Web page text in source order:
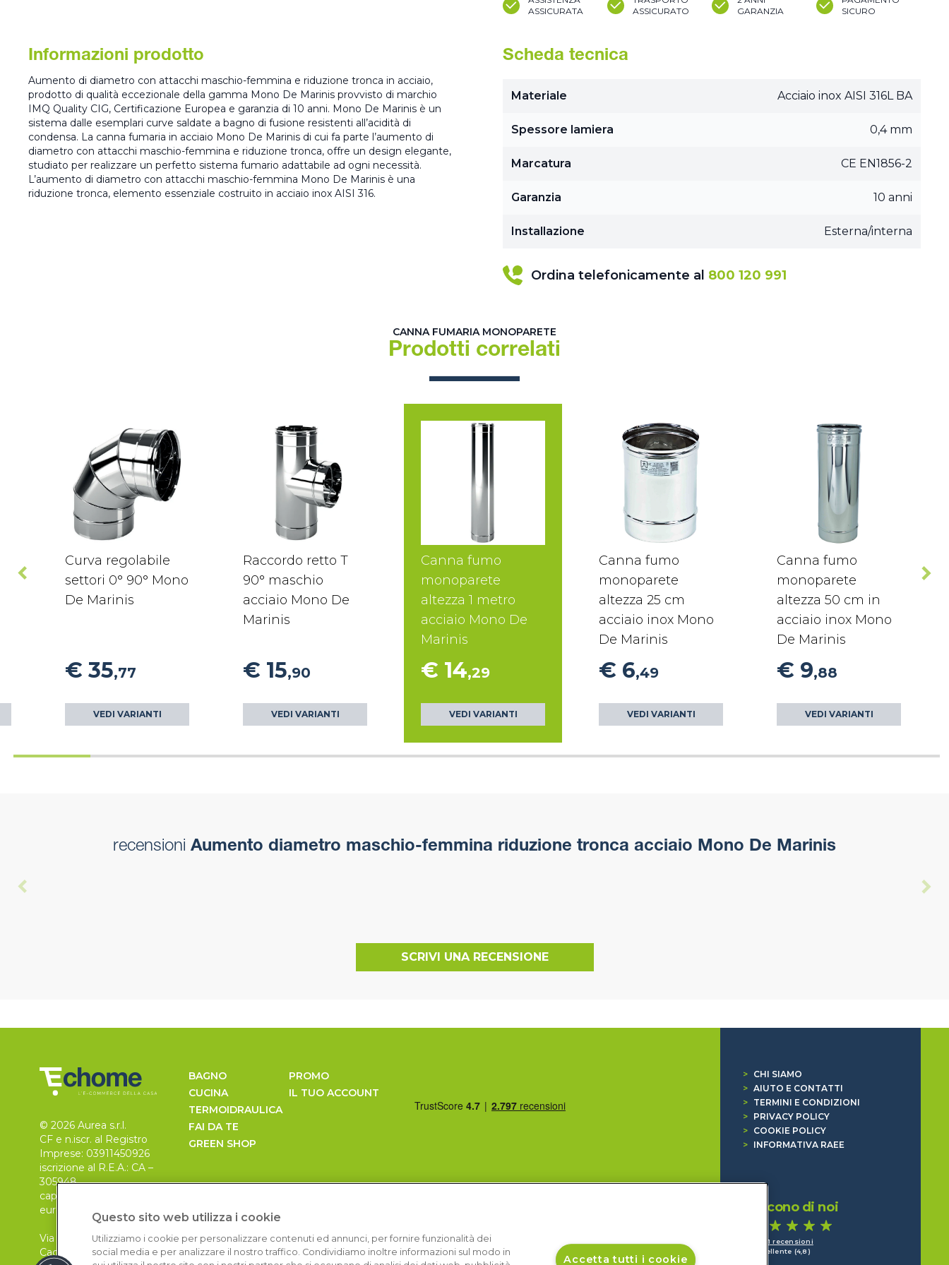
ASSICURATA
ASSICURATO
GARANZIA
SICURO
Informazioni prodotto
Aumento di diametro con attacchi maschio-femmina e riduzione tronca in acciaio,
prodotto di qualità eccezionale della gamma Mono De Marinis provvisto di marchio
IMQ Quality CIG, Certificazione Europea e garanzia di 10 anni. Mono De Marinis è un
sistema dalle esemplari curve saldate a bagno di fusione resistenti all’acidità di
condensa. La canna fumaria in acciaio Mono De Marinis di cui fa parte l’aumento di
diametro con attacchi maschio-femmina e riduzione tronca, offre un design elegante,
studiato per realizzare un perfetto sistema fumario adattabile ad ogni necessità.
L’aumento di diametro con attacchi maschio-femmina Mono De Marinis è una
riduzione tronca, elemento essenziale costruito in acciaio inox AISI 316.
Scheda tecnica
Materiale Acciaio inox AISI 316L BA
Spessore lamiera 0,4 mm
Marcatura CE EN1856-2
Garanzia 10 anni
Installazione Esterna/interna
Ordina telefonicamente al 800 120 991
CANNA FUMARIA MONOPARETE
Prodotti correlati
Curva regolabile
settori 0° 90° Mono
De Marinis
€ 35,77
VEDI VARIANTI
Raccordo retto T
90° maschio
acciaio Mono De
Marinis
€ 15,90
VEDI VARIANTI
Canna fumo
monoparete
altezza 1 metro
acciaio Mono De
Marinis
€ 14,29
VEDI VARIANTI
Canna fumo
monoparete
altezza 25 cm
acciaio inox Mono
De Marinis
€ 6,49
VEDI VARIANTI
Canna fumo
monoparete
altezza 50 cm in
acciaio inox Mono
De Marinis
€ 9,88
VEDI VARIANTI
recensioni Aumento diametro maschio-femmina riduzione tronca acciaio Mono De Marinis
SCRIVI UNA RECENSIONE
© 2026 Aurea s.r.l.
CF e n.iscr. al Registro
Imprese: 03911450926
iscrizione al R.E.A.: CA –
305948
capitale sociale 30.000
euro, i.v.
Via Pietro Leo n. 6
Cagliari
BAGNO
CUCINA
TERMOIDRAULICA
FAI DA TE
GREEN SHOP
PROMO
IL TUO ACCOUNT
>
CHI SIAMO
> AIUTO E CONTATTI
>
TERMINI E CONDIZIONI
>
PRIVACY POLICY
>
COOKIE POLICY
>
INFORMATIVA RAEE
Dicono di noi
1.641 recensioni
Eccellente (4,8)
Questo sito web utilizza i cookie
Utilizziamo i cookie per personalizzare contenuti ed annunci, per fornire funzionalità dei
social media e per analizzare il nostro traffico. Condividiamo inoltre informazioni sul modo in
Accetta tutti i cookie